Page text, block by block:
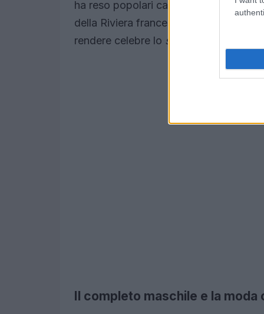
ha reso popolari capi iconici come il
della Riviera francese. Il suo stile era
rendere celebre lo scollo Bardot
Il completo maschile e la moda